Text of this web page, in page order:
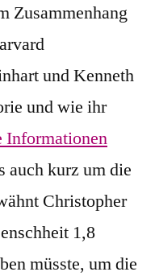
Zusammenhang
und Kenneth
und wie ihr
Informationen
auch kurz um die
Christopher
1,8
müsste, um die